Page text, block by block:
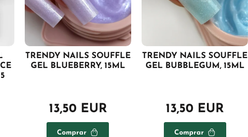
TRENDY NAILS SOUFFLE
GEL BLUEBERRY, 15ML
13,50 EUR
Comprar
TRENDY NAILS SOUFFLE
GEL BUBBLEGUM, 15ML
13,50 EUR
Comprar